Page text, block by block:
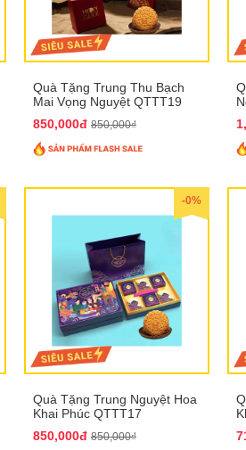
Quà Tặng Trung Thu Bạch
Mai Vọng Nguyệt QTTT19
850,000đ 850,000₫
-0%
Quà Tặng Trung Nguyệt Hoa
Khai Phúc QTTT17
850,000đ 850,000₫